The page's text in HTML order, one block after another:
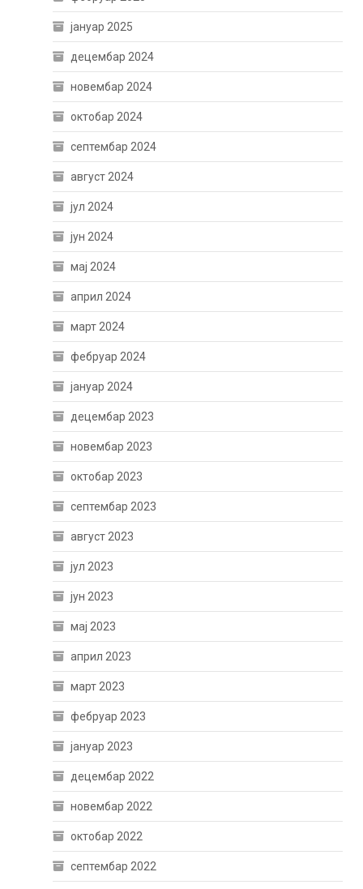
јануар 2025
децембар 2024
новембар 2024
октобар 2024
септембар 2024
август 2024
јул 2024
јун 2024
мај 2024
април 2024
март 2024
фебруар 2024
јануар 2024
децембар 2023
новембар 2023
октобар 2023
септембар 2023
август 2023
јул 2023
јун 2023
мај 2023
април 2023
март 2023
фебруар 2023
јануар 2023
децембар 2022
новембар 2022
октобар 2022
септембар 2022